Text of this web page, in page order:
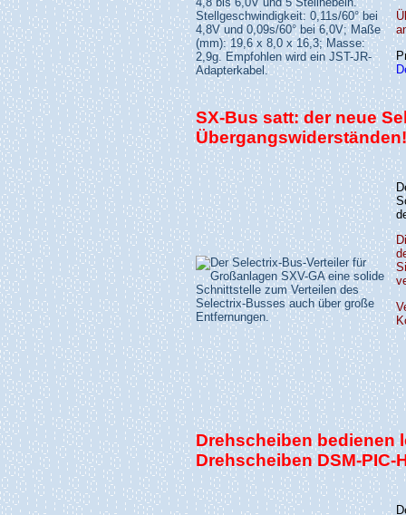
SX-Bus satt: der neue
Übergangswiderständen!
Drehscheiben bedienen
Drehscheiben DSM-PIC-